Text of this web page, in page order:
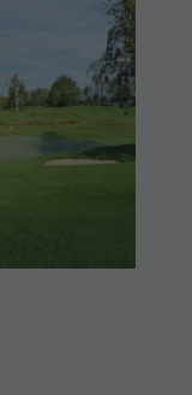
Tennis
Schwimmen
Tourenübersicht